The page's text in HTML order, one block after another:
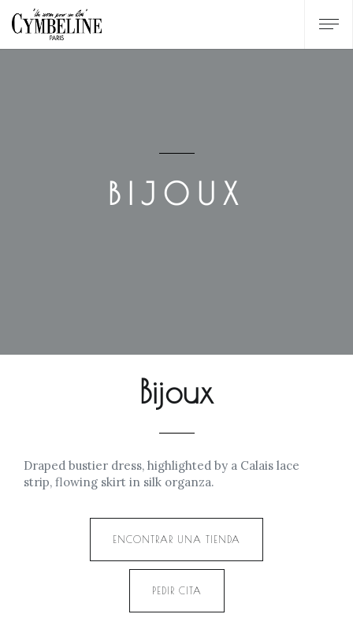
BIJOUX
Bijoux
Draped bustier dress, highlighted by a Calais lace
strip, flowing skirt in silk organza.
ENCONTRAR UNA TIENDA
PEDIR CITA